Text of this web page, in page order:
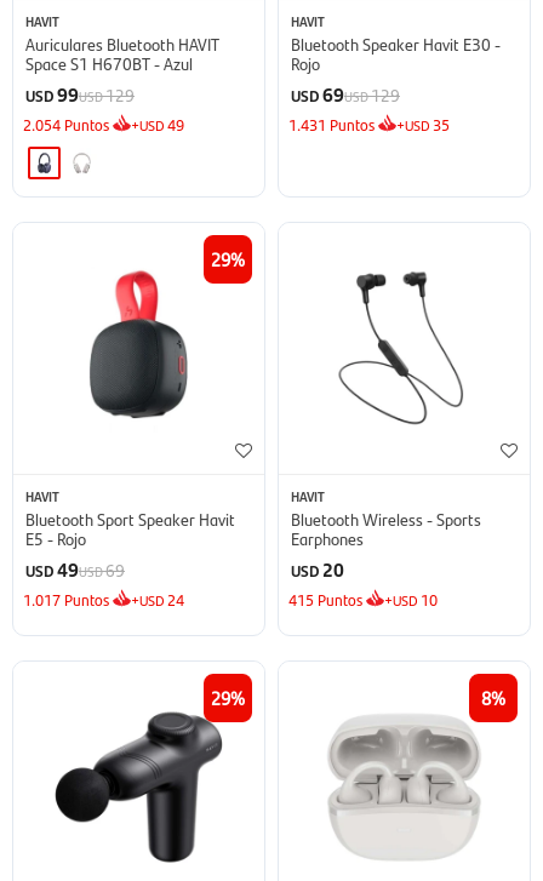
HAVIT
Auriculares Bluetooth HAVIT
Space S1 H670BT - Azul
USD99USD129
2.054 Puntos +USD49
HAVIT
Bluetooth Speaker Havit E30 -
Rojo
USD69USD129
1.431 Puntos +USD 35
29
HAVIT
Bluetooth Sport Speaker Havit
E5 - Rojo
USD49USD69
1.017 Puntos +USD 24
HAVIT
Bluetooth Wireless - Sports
Earphones
USD 20
415 Puntos +USD 10
29 8